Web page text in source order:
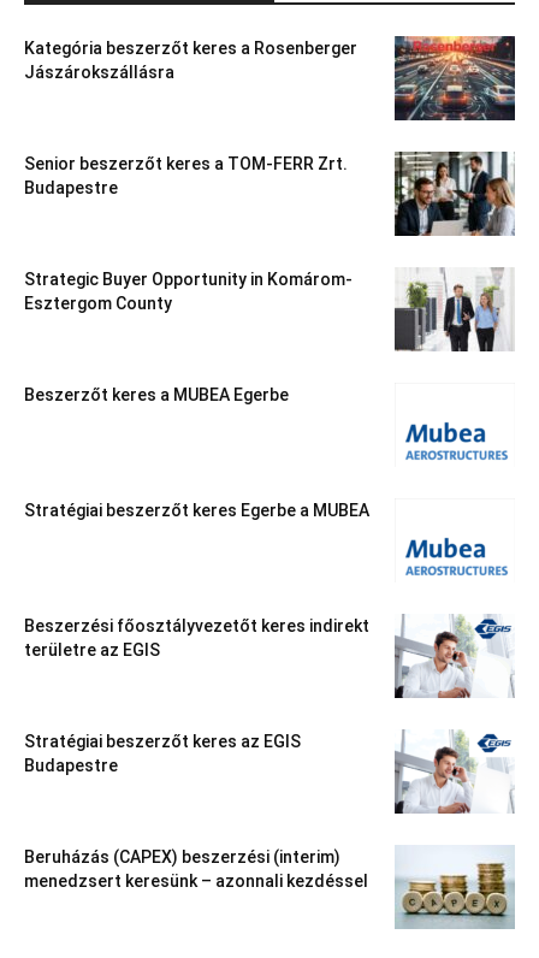
Kategória beszerzőt keres a Rosenberger
Jászárokszállásra
Senior beszerzőt keres a TOM-FERR Zrt.
Budapestre
Strategic Buyer Opportunity in Komárom-
Esztergom County
Beszerzőt keres a MUBEA Egerbe
Stratégiai beszerzőt keres Egerbe a MUBEA
Beszerzési főosztályvezetőt keres indirekt
területre az EGIS
Stratégiai beszerzőt keres az EGIS
Budapestre
Beruházás (CAPEX) beszerzési (interim)
menedzsert keresünk – azonnali kezdéssel